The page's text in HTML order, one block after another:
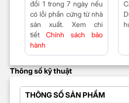
đổi 1 trong 7 ngày nếu
có lỗi phần cứng từ nhà
sản xuất. Xem chi
tiết Chính sách bảo
hành
Thông số kỹ thuật
THÔNG SỐ SẢN PHẨM